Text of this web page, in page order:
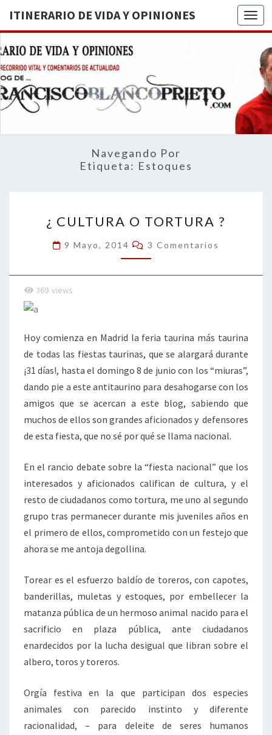
ITINERARIO DE VIDA Y OPINIONES
DE
BREVE
RECORRIDO
VITAL Y
ACTUALIDAD
Navegando Por
Etiqueta: Estoques
CULTURA
O
TORTURA
?
¿ CULTURA O TORTURA ?
9 Mayo, 2014 Comentarios
3 Comentarios
369 views
Hoy comienza en Madrid la feria taurina más taurina
de todas las fiestas taurinas, que se alargará durante
¡31 días!, hasta el domingo 8 de junio con los “miuras”,
dando pie a este antitaurino para desahogarse con los
amigos que se acercan a este blog, sabiendo que
muchos de ellos son grandes aficionados y defensores
de esta fiesta, que no sé por qué se llama nacional.
En el rancio debate sobre la “fiesta nacional” que los
interesados y aficionados califican de cultura, y el
resto de ciudadanos como tortura, me uno al segundo
grupo tras permanecer durante mis juveniles años en
el primero de ellos, comprometido con un festejo que
ahora se me antoja degollina.
Torear es el esfuerzo baldío de toreros, con capotes,
banderillas, muletas y estoques, por embellecer la
matanza pública de un hermoso animal nacido para el
sacrificio en plaza pública, ante ciudadanos
enardecidos por la lucha desigual que libran sobre el
albero, toros y toreros.
Orgía festiva en la que participan dos especies
animales con parecido instinto y diferente
racionalidad, – para deleite de seres humanos